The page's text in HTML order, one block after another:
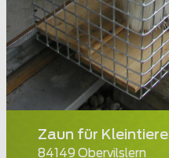
Zaun für Kleintiere
84149 Obervilslern